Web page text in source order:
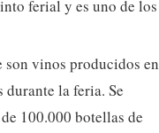
ferial y es uno de los
vinos producidos en
la feria. Se
100.000 botellas de